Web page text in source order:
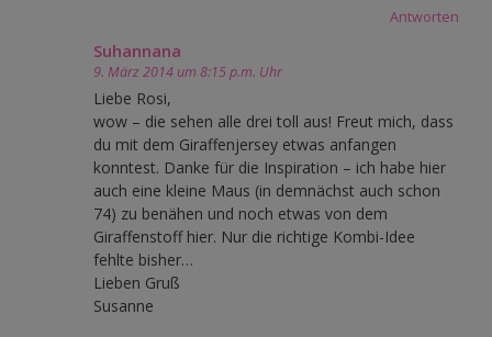
Antworten
Suhannana
9. März 2014 um 8:15 p.m. Uhr
Liebe Rosi,
wow – die sehen alle drei toll aus! Freut mich, dass
du mit dem Giraffenjersey etwas anfangen
konntest. Danke für die Inspiration – ich habe hier
auch eine kleine Maus (in demnächst auch schon
74) zu benähen und noch etwas von dem
Giraffenstoff hier. Nur die richtige Kombi-Idee
fehlte bisher…
Lieben Gruß
Susanne